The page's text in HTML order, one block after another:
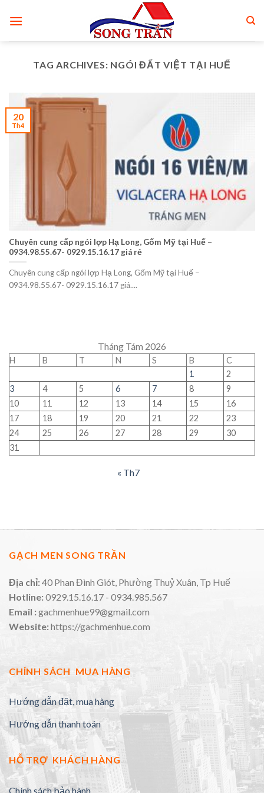
TAG ARCHIVES: NGÓI ĐẤT VIỆT TẠI HUẾ
Chuyên cung cấp ngói lợp Hạ Long, Gốm Mỹ tại Huế –
0934.98.55.67- 0929.15.16.17 giá rẻ
Chuyên cung cấp ngói lợp Hạ Long, Gốm Mỹ tại Huế –
0934.98.55.67- 0929.15.16.17 giá....
20
Th4
Tháng Tám 2026
H B T N S B
C
1
2
3
4 5 6 7 8
9
10
11 12 13 14 15
16
17
18 19 20 21 22
23
24
25 26 27 28 29
30
31
« Th7
GẠCH MEN SONG TRẦN
Địa chỉ:40 Phan Đình Giót, Phường Thuỷ Xuân, Tp Huế
Hotline:0929.15.16.17 - 0934.985.567
Email :gachmenhue99@gmail.com
Website:https://gachmenhue.com
CHÍNH SÁCH MUA HÀNG
Hướng dẫn đặt, mua hàng
Hướng dẫn thanh toán
HỖ TRỢ KHÁCH HÀNG
Chính sách bảo hành